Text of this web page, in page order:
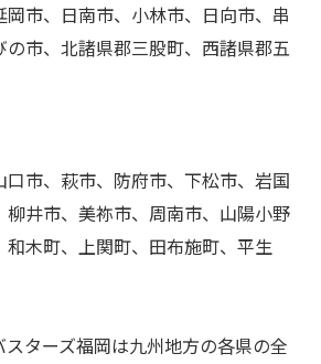
市、日南市、小林市、日向市、串
市、北諸県郡三股町、西諸県郡五
市、萩市、防府市、下松市、岩国
柳井市、美祢市、周南市、山陽小野
和木町、上関町、田布施町、平生
スターズ福岡は九州地方の各県の全